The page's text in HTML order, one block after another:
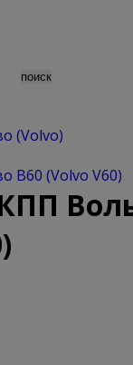
(Volvo)
В60 (Volvo V60)